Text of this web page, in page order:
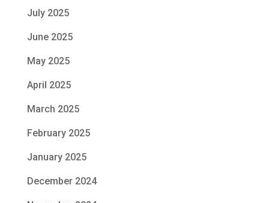
July 2025
June 2025
May 2025
April 2025
March 2025
February 2025
January 2025
December 2024